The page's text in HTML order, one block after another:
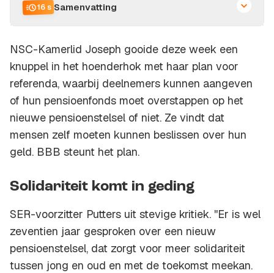
16 s Samenvatting
NSC-Kamerlid Joseph gooide deze week een
knuppel in het hoenderhok met haar plan voor
referenda, waarbij deelnemers kunnen aangeven
of hun pensioenfonds moet overstappen op het
nieuwe pensioenstelsel of niet. Ze vindt dat
mensen zelf moeten kunnen beslissen over hun
geld. BBB steunt het plan.
Solidariteit komt in geding
SER-voorzitter Putters uit stevige kritiek. ''Er is wel
zeventien jaar gesproken over een nieuw
pensioenstelsel, dat zorgt voor meer solidariteit
tussen jong en oud en met de toekomst meekan.